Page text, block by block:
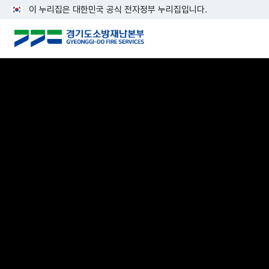
이 누리집은 대한민국 공식 전자정부 누리집입니다.